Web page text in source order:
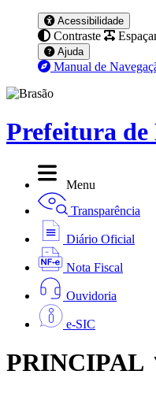
Acessibilidade
Contraste
Ajuda
Manual de
Prefeitura
Menu
Transparência
Diário Oficial
Nota Fiscal
Ouvidoria
e-SIC
PRINCIPAL